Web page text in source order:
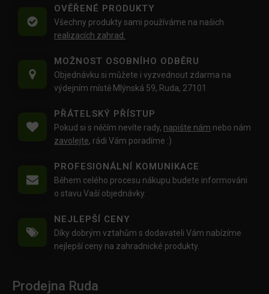
OVĚŘENÉ PRODUKTY
Všechny produkty sami používáme na našich
realizacích zahrad.
MOŽNOST OSOBNÍHO ODBĚRU
Objednávku si můžete i vyzvednout zdarma na
výdejním místě Mlýnská 59, Ruda, 27101
PŘÁTELSKÝ PŘÍSTUP
Pokud si s něčím nevíte rady, napište nám nebo nám
zavolejte, rádi Vám poradíme :)
PROFESIONÁLNÍ KOMUNIKACE
Během celého procesu nákupu budete informováni
o stavu Vaší objednávky.
NEJLEPŠÍ CENY
Díky dobrým vztahům s dodavateli Vám nabízíme
nejlepší ceny na zahradnické produkty.
Prodejna Ruda